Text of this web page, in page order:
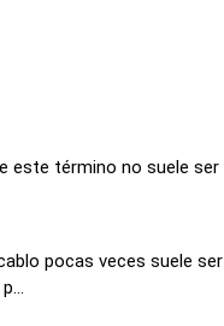
este término no suele ser
pocas veces suele ser